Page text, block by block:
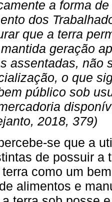
a forma
dos
que a terra
geração
assentadas, não
o que
público sob
2018, 379)
se que a
de possuir a
como um
alimentos e